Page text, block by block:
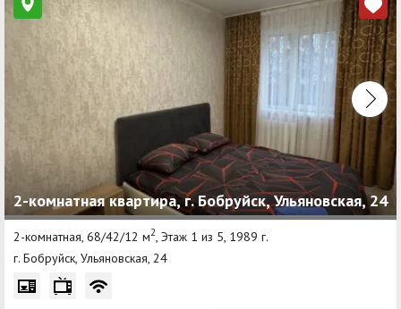
2-комнатная квартира, г. Бобруйск, Ульяновская, 24
2-комнатная, 68/42/12 м2, Этаж 1 из 5, 1989 г.
г. Бобруйск, Ульяновская, 24